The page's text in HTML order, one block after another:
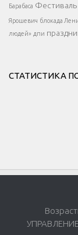
Барабаса Фестиваль
Ярошевич блокада
людей» дпи
СТАТИСТИКА